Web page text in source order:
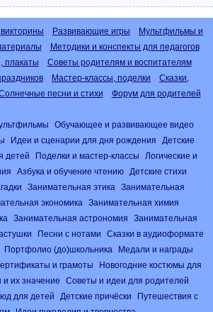
Развивающие игры
Мультфильмы и
Методики и конспекты для педагогов
плакаты
Советы родителям и воспитателям
Мастер-классы, поделки
Сказки,
песни и стихи Форум для родителей
Обучающее и развивающее видео
Идеи и сценарии для дня рождения
Детские
детей Поделки и мастер-классы
Логические и
Азбука и обучение чтению
Детские стихи
Занимательная этика
Занимательная
экономика
Занимательная химия
Занимательная астрономия
Занимательная
Песни с нотами
Сказки в аудиоформате
Портфолио (до)школьника
Медали и награды
и грамоты
Новогодние костюмы для
их значение
Советы и идеи для родителей
для детей
Детские причёски
Путешествия с